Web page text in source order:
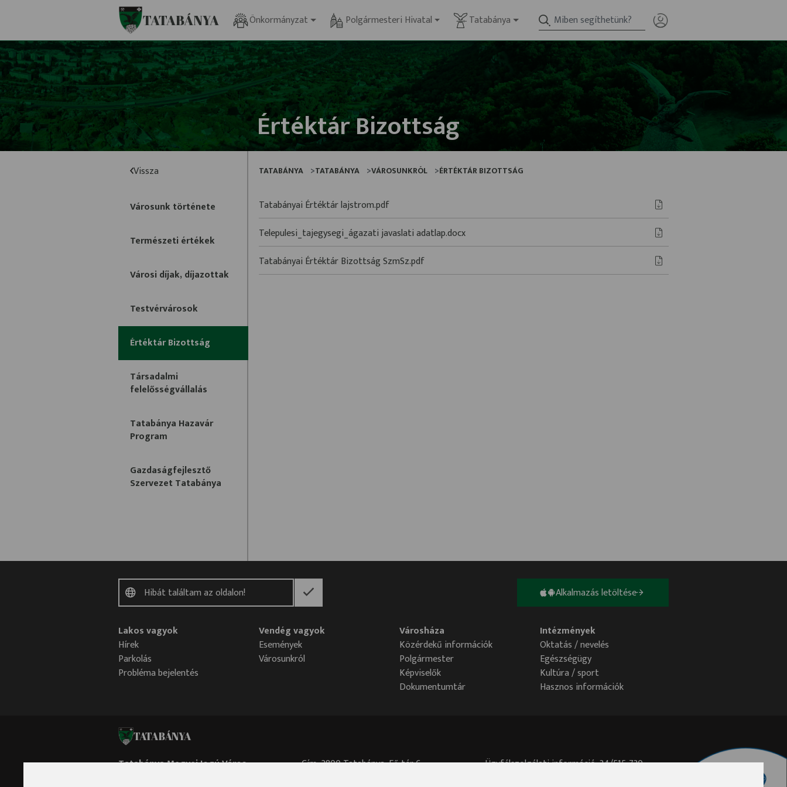
TATABÁNYA Önkormányzat Polgármesteri Hivatal Tatabánya
Értéktár Bizottság
Vissza
Városunk története
Természeti értékek
Városi díjak, díjazottak
Testvérvárosok
Értéktár Bizottság
Társadalmi
felelősségvállalás
Tatabánya Hazavár
Program
Gazdaságfejlesztő
Szervezet Tatabánya
TATABÁNYA TATABÁNYA VÁROSUNKRÓL ÉRTÉKTÁR BIZOTTSÁG
Tatabányai Értéktár lajstrom.pdf
Telepulesi_tajegysegi_ágazati javaslati adatlap.docx
Tatabányai Értéktár Bizottság SzmSz.pdf
Alkalmazás letöltése
Lakos vagyok
Hírek
Parkolás
Probléma bejelentés
Vendég vagyok
Események
Városunkról
Városháza
Közérdekű információk
Polgármester
Képviselők
Dokumentumtár
Intézmények
Oktatás / nevelés
Egészségügy
Kultúra / sport
Hasznos információk
TATABÁNYA
Tatabánya Megyei Jogú Város
Cím: 2800 Tatabánya, Fő tér 6.
Ügyfélszolgálati információ: 34/515-730